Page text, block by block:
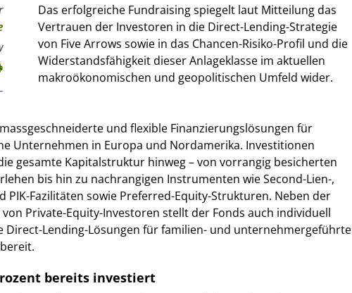
Das erfolgreiche Fundraising spiegelt laut Mitteilung das
Vertrauen der Investoren in die Direct-Lending-Strategie
von Five Arrows sowie in das Chancen-Risiko-Profil und die
Widerstandsfähigkeit dieser Anlageklasse im aktuellen
makroökonomischen und geopolitischen Umfeld wider.
und flexible Finanzierungslösungen für
Unternehmen in Europa und Nordamerika. Investitionen
gesamte Kapitalstruktur hinweg – von vorrangig besicherten
bis hin zu nachrangigen Instrumenten wie Second-Lien-,
PIK-Fazilitäten sowie Preferred-Equity-Strukturen. Neben der
Private-Equity-Investoren stellt der Fonds auch individuell
Direct-Lending-Lösungen für familien- und unternehmergeführte
bereits investiert